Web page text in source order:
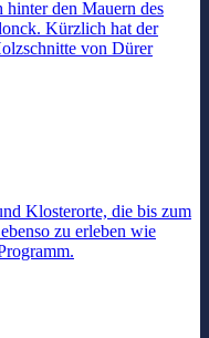
hinter den Mauern des
Kürzlich hat der
von Dürer
Klosterorte, die bis zum
zu erleben wie